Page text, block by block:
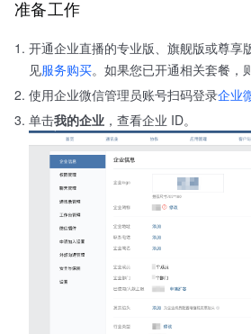
准备工作
开通企业直播的专业版、旗舰版或尊享
见服务购买。如果您已开通相关套餐，
使用企业微信管理员账号扫码登录企业
单击我的企业 ，查看企业 ID。